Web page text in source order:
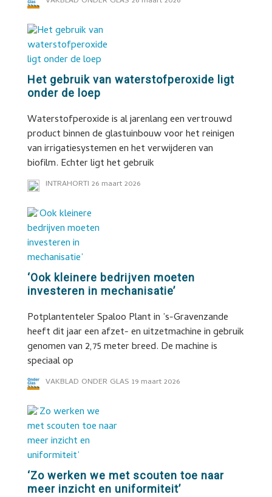
Het gebruik van waterstofperoxide ligt
onder de loep
Waterstofperoxide is al jarenlang een vertrouwd
product binnen de glastuinbouw voor het reinigen
van irrigatiesystemen en het verwijderen van
biofilm. Echter ligt het gebruik
INTRAHORTI 26 maart 2026
‘Ook kleinere bedrijven moeten
investeren in mechanisatie’
Potplantenteler Spaloo Plant in ’s-Gravenzande
heeft dit jaar een afzet- en uitzetmachine in gebruik
genomen van 2,75 meter breed. De machine is
speciaal op
VAKBLAD ONDER GLAS 19 maart 2026
‘Zo werken we met scouten toe naar
meer inzicht en uniformiteit’